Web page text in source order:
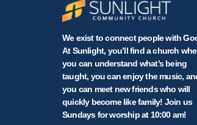
We exist to connect people with
At Sunlight, you’ll find a church
you can understand what’s being
taught, you can enjoy the music,
you can meet new friends who will
quickly become like family! Join us
Sundays for worship at 10:00 am!